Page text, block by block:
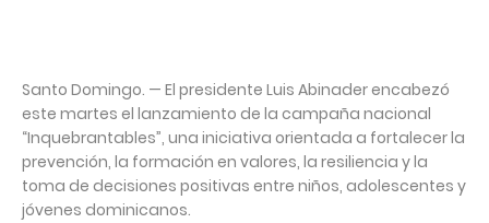
Santo Domingo. — El presidente Luis Abinader encabezó
este martes el lanzamiento de la campaña nacional
“Inquebrantables”, una iniciativa orientada a fortalecer la
prevención, la formación en valores, la resiliencia y la
toma de decisiones positivas entre niños, adolescentes y
jóvenes dominicanos.